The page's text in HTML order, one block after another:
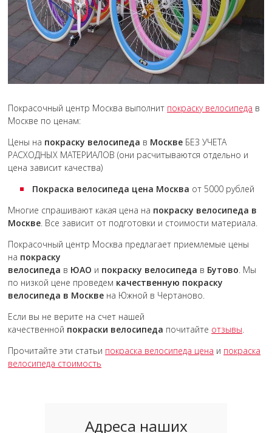
Покрасочный центр Москва выполнит покраску велосипеда в
Москве по ценам:
Цены на покраску велосипеда в Москве БЕЗ УЧЕТА
РАСХОДНЫХ МАТЕРИАЛОВ (они расчитываются отдельно и
цена зависит качества)
Покраска велосипеда цена Москва от 5000 рублей
Многие спрашивают какая цена на покраску велосипеда в
Москве. Все зависит от подготовки и стоимости материала.
Покрасочный центр Москва предлагает приемлемые цены
на покраску
велосипеда в ЮАО и покраску велосипеда в Бутово. Мы
по низкой цене проведем качественную покраску
велосипеда в Москве на Южной в Чертаново.
Если вы не верите на счет нашей
качественной покраски велосипеда почитайте отзывы.
Прочитайте эти статьи покраска велосипеда цена и покраска
велосипеда стоимость
Адреса наших